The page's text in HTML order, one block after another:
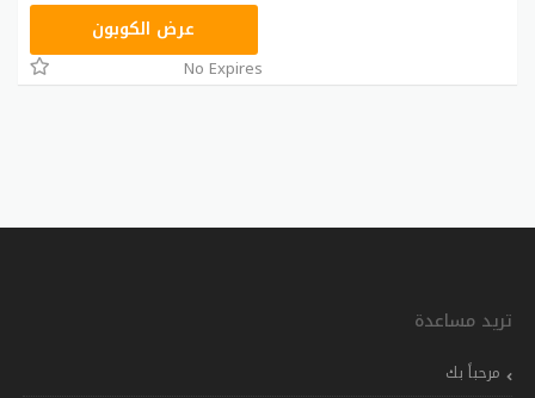
عرض الكوبون
No Expires
تريد مساعدة
مرحباً بك